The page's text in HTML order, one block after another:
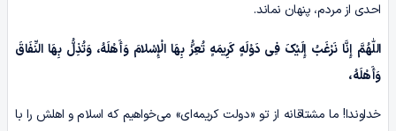
احدی از مردم، پنهان نماند.
اللّٰهُمَّ إِنَّا نَرْغَبُ إِلَیْکَ فِی دَوْلَهٍ کَرِیمَهٍ تُعِزُّ بِهَا الْإِسْلامَ وَأَهْلَهُ، وَتُذِلُّ بِهَا النِّفَاقَ
وَأَهْلَهُ،
خداوندا! ما مشتاقانه از تو «دولت کریمه‌ای» می‌خواهیم که اسلام و اهلش را با